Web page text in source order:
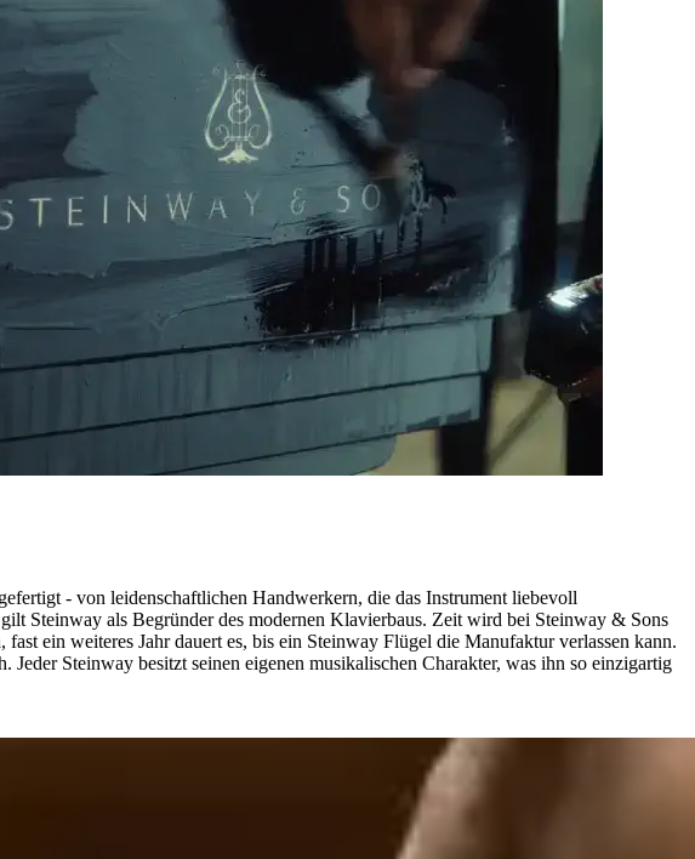
- von leidenschaftlichen Handwerkern, die das Instrument liebevoll
Steinway als Begründer des modernen Klavierbaus. Zeit wird bei Steinway ⁠&⁠ Sons
ein weiteres Jahr dauert es, bis ein Steinway Flügel die Manufaktur verlassen kann.
Steinway besitzt seinen eigenen musikalischen Charakter, was ihn so einzigartig